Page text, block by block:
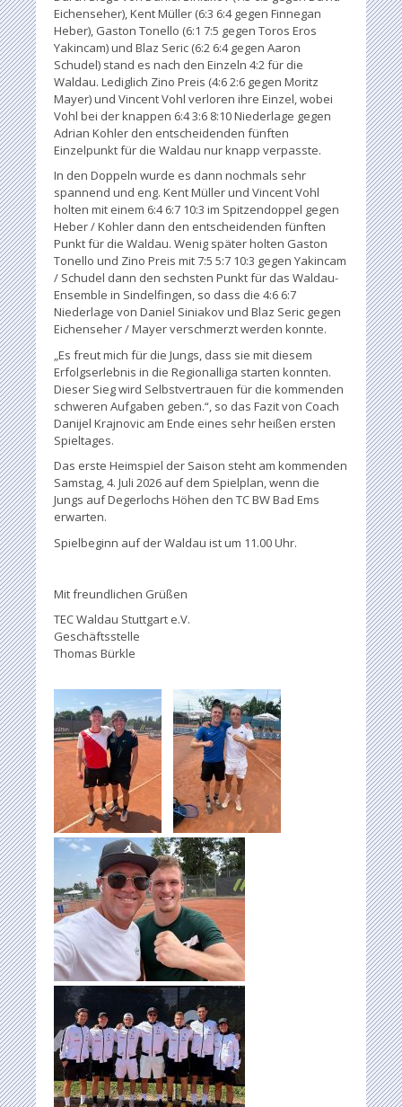
Eichenseher), Kent Müller (6:3 6:4 gegen Finnegan
Heber), Gaston Tonello (6:1 7:5 gegen Toros Eros
Yakincam) und Blaz Seric (6:2 6:4 gegen Aaron
Schudel) stand es nach den Einzeln 4:2 für die
Waldau. Lediglich Zino Preis (4:6 2:6 gegen Moritz
Mayer) und Vincent Vohl verloren ihre Einzel, wobei
Vohl bei der knappen 6:4 3:6 8:10 Niederlage gegen
Adrian Kohler den entscheidenden fünften
Einzelpunkt für die Waldau nur knapp verpasste.
In den Doppeln wurde es dann nochmals sehr
spannend und eng. Kent Müller und Vincent Vohl
holten mit einem 6:4 6:7 10:3 im Spitzendoppel gegen
Heber / Kohler dann den entscheidenden fünften
Punkt für die Waldau. Wenig später holten Gaston
Tonello und Zino Preis mit 7:5 5:7 10:3 gegen Yakincam
/ Schudel dann den sechsten Punkt für das Waldau-
Ensemble in Sindelfingen, so dass die 4:6 6:7
Niederlage von Daniel Siniakov und Blaz Seric gegen
Eichenseher / Mayer verschmerzt werden konnte.
„Es freut mich für die Jungs, dass sie mit diesem
Erfolgserlebnis in die Regionalliga starten konnten.
Dieser Sieg wird Selbstvertrauen für die kommenden
schweren Aufgaben geben.“, so das Fazit von Coach
Danijel Krajnovic am Ende eines sehr heißen ersten
Spieltages.
Das erste Heimspiel der Saison steht am kommenden
Samstag, 4. Juli 2026 auf dem Spielplan, wenn die
Jungs auf Degerlochs Höhen den TC BW Bad Ems
erwarten.
Spielbeginn auf der Waldau ist um 11.00 Uhr.
Mit freundlichen Grüßen
TEC Waldau Stuttgart e.V.
Geschäftsstelle
Thomas Bürkle